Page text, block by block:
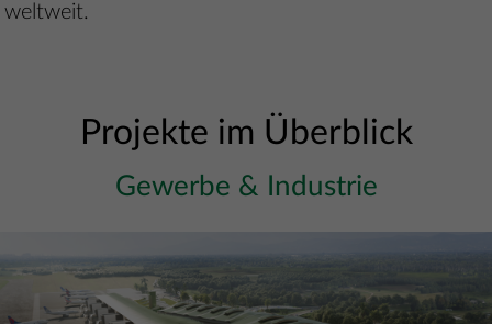
weltweit.
Projekte im Überblick
Gewerbe & Industrie